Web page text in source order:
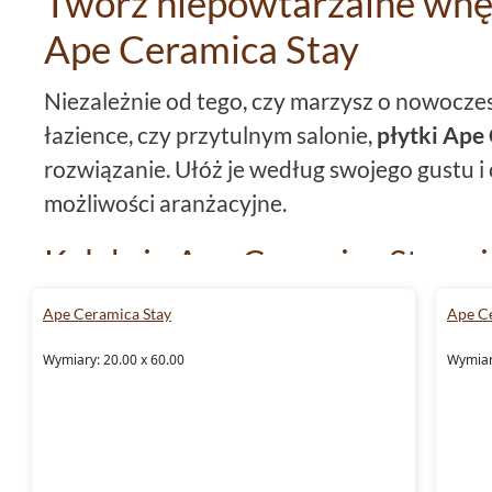
Ape Ceramica Stay
Niezależnie od tego, czy marzysz o
łazience, czy przytulnym salonie, płytki Ape
rozwiązanie. Ułóż je według swojego gustu
możliwości aranżacyjne.
Kolekcja Ape Ceramica Stay
Wyróżniająca cecha tej kolekcji to
Ape Ceramica Stay
Wymiary: 20.00 x 60.00
Ape